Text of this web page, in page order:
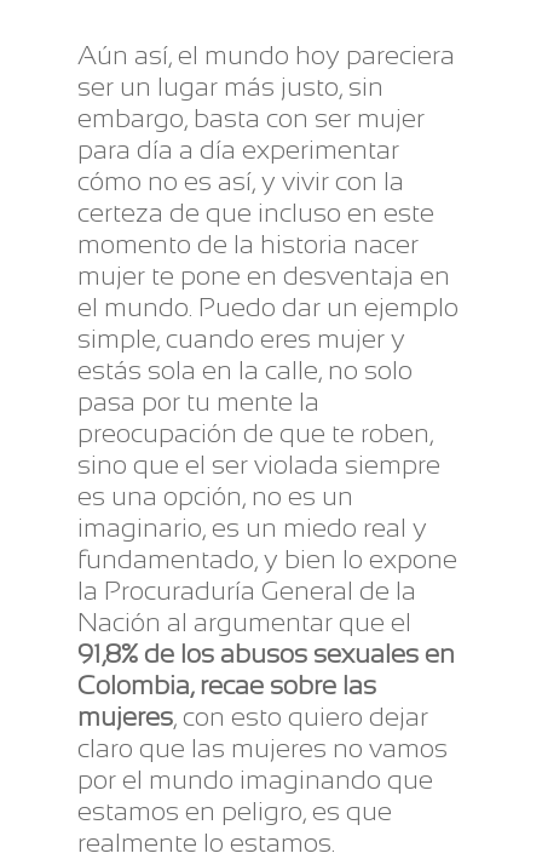
Aún así, el mundo hoy pareciera
ser un lugar más justo, sin
embargo, basta con ser mujer
para día a día experimentar
cómo no es así, y vivir con la
certeza de que incluso en este
momento de la historia nacer
mujer te pone en desventaja en
el mundo. Puedo dar un ejemplo
simple, cuando eres mujer y
estás sola en la calle, no solo
pasa por tu mente la
preocupación de que te roben,
sino que el ser violada siempre
es una opción, no es un
imaginario, es un miedo real y
fundamentado, y bien lo expone
la Procuraduría General de la
Nación al argumentar que el
91,8% de los abusos sexuales en
Colombia, recae sobre las
mujeres, con esto quiero dejar
claro que las mujeres no vamos
por el mundo imaginando que
estamos en peligro, es que
realmente lo estamos.